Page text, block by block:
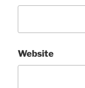
Website